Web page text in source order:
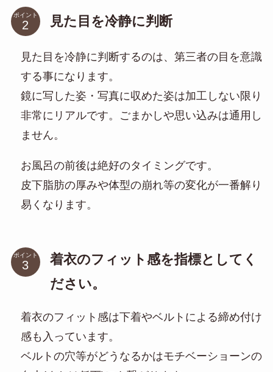
ポイント 見た目を冷静に判断
見た目を冷静に判断するのは、第三者の目を意識
する事になります。
鏡に写した姿・写真に収めた姿は加工しない限り
非常にリアルです。ごまかしや思い込みは通用し
ません。
お風呂の前後は絶好のタイミングです。
皮下脂肪の厚みや体型の崩れ等の変化が一番解り
易くなります。
ポイント
着衣のフィット感を指標としてく
ださい。
着衣のフィット感は下着やベルトによる締め付け
感も入っています。
ベルトの穴等がどうなるかはモチベーショーンの